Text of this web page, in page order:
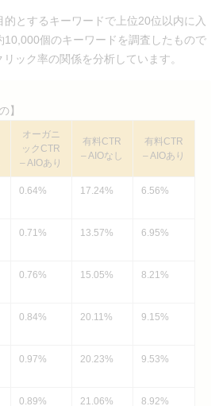
的とするキーワードで上位20位以内に入
10,000個のキーワードを調査したもので
ック率の関係を分析しています。
】
オーガニ
ックCTR
– AIOあり
有料CTR
– AIOなし
有料CTR
– AIOあり
0.64% 17.24% 6.56%
0.71% 13.57% 6.95%
0.76% 15.05% 8.21%
0.84% 20.11% 9.15%
0.97% 20.23% 9.53%
0.89% 21.06% 8.92%